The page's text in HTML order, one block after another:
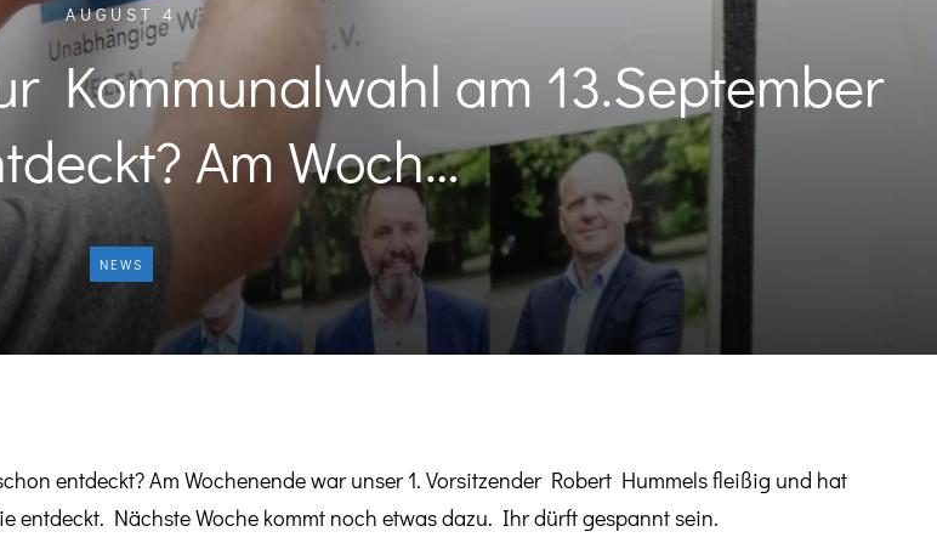
AUGUST 4
Kommunalwahl am 13.September
Am Woch…
NEWS
entdeckt? Am Wochenende war unser 1. Vorsitzender Robert Hummels fleißig und hat
entdeckt. Nächste Woche kommt noch etwas dazu. Ihr dürft gespannt sein.